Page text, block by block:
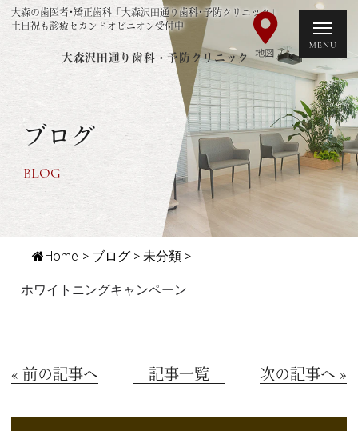
大森の歯医者･矯正歯科「大森沢田通り歯科･予防クリニック」
土日祝も診療セカンドオピニオン受付中
大森沢田通り歯科・予防クリニック
ブログ
BLOG
Home > ブログ > 未分類 >
ホワイトニングキャンペーン
« 前の記事へ │記事一覧│ 次の記事へ »